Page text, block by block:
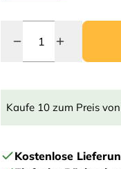
Kaufe 10 zum Preis
Kostenlose